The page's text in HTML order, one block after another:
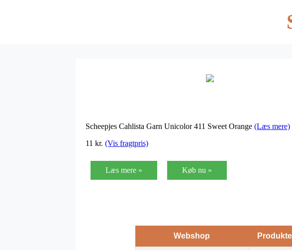
Scheepjes Cahlista Garn Unicolor 411 Sweet Orange (Læs mere)
11 kr. (Vis fragtpris)
Læs mere » Køb nu »
Webshop